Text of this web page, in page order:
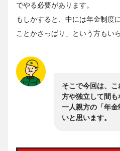
でやる必要があります。
もしかすると、中には年金制度
ことかさっぱり」という方もい
そこで今回は、
方や独立して間も
一人親方の「年
いと思います。